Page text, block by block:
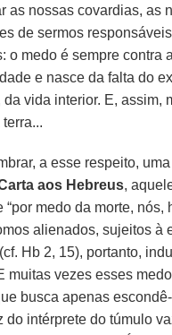
as nossas covardias, as
de sermos
o medo é sempre contra a
e nasce da falta do
vida interior. E, assim,
a esse respeito,
aos Hebreus,
“por medo da morte, nós,
alienados, sujeitos à
Hb 2, 15), portanto,
muitas vezes esses
busca apenas
do intérprete do túmulo